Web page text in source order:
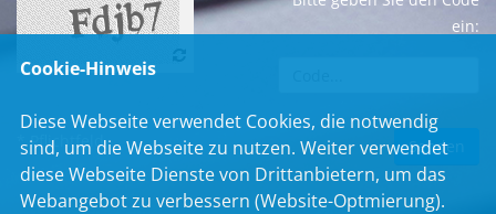
ein:
* Pflichtfeld
Cookie-Hinweis
Diese Webseite verwendet Cookies, die notwendig
sind, um die Webseite zu nutzen. Weiter verwendet
diese Webseite Dienste von Drittanbietern, um das
Webangebot zu verbessern (Website-Optmierung).